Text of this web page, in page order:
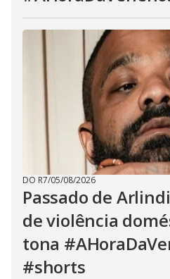
DO R7/05/08/2026
Passado de
de violência
tona
#shorts